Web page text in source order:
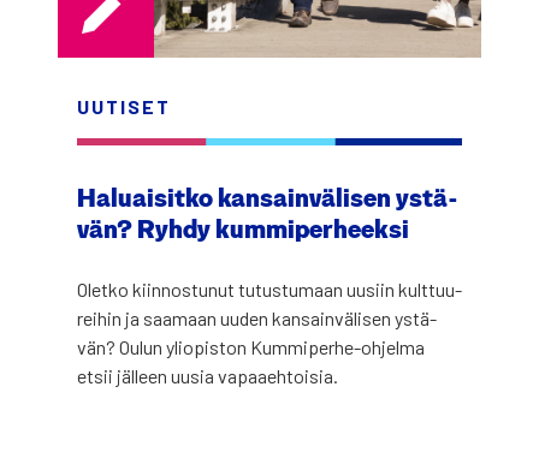
UUTI­SET
Haluai­sit­ko kan­sain­vä­li­sen ystä­
vän? Ryh­dy kum­mi­per­heek­si
Olet­ko kiin­nos­tu­nut tutus­tu­maan uusiin kult­tuu­
rei­hin ja saa­maan uuden kan­sain­vä­li­sen ystä­
vän? Oulun yli­opis­ton Kum­mi­per­he-ohjel­ma
etsii jäl­leen uusia vapaa­eh­toi­sia.